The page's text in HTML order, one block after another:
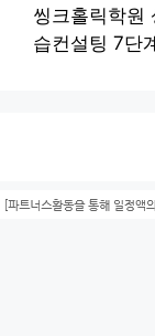
씽크홀릭학원
습컨설팅 7단